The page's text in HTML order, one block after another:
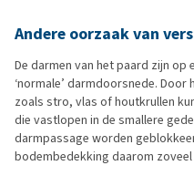
Andere oorzaak van
De darmen van het paard zijn op
‘normale’ darmdoorsnede.
zoals stro, vlas of houtkrullen
die vastlopen in de smallere
darmpassage worden
bodembedekking daarom